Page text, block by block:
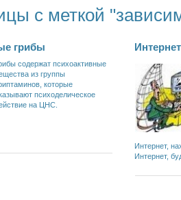
с меткой
грибы
содержат психоактивные
из группы
которые
психоделическое
на ЦНС.
Интернет,
Интернет,